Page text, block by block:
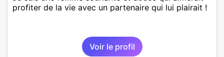
profiter de la vie avec un partenaire qui lui plairait !
Voir le profil